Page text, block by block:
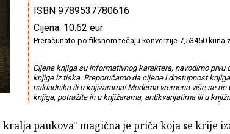
ISBN 9789537780616
Cijena: 10.62 eur
Preračunato po fiksnom tečaju konverzije 7,53450 kuna
Cijene knjiga su informativnog karaktera, navodimo prvu
knjige iz tiska. Preporučamo da cijene i dostupnost
nakladnika ili u knjižarama! Moderna vremena više se ne
knjiga, potražite ih u knjižarama, antikvarijatima ili u
kralja paukova" magična je priča koja se krije